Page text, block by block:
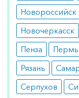
пациентами. В
появление
координации и
Режим
Лечение
имеющий опыт
Новороссийск
Новочеркасск
Пенза
Пермь
Рязань
Серпухов